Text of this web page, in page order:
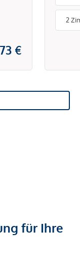
€
2
für Ihre